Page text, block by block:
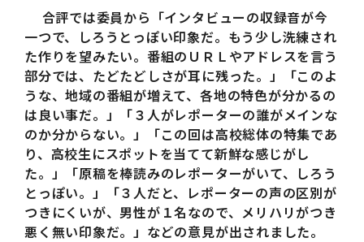
合評では委員から「インタビューの収録音が今
一つで、しろうとっぽい印象だ。もう少し洗練され
た作りを望みたい。番組のＵＲＬやアドレスを言う
部分では、たどたどしさが耳に残った。」「このよ
うな、地域の番組が増えて、各地の特色が分かるの
は良い事だ。」「３人がレポーターの誰がメインな
のか分からない。」「この回は高校総体の特集であ
り、高校生にスポットを当てて新鮮な感じがし
た。」「原稿を棒読みのレポーターがいて、しろう
とっぽい。」「３人だと、レポーターの声の区別が
つきにくいが、男性が１名なので、メリハリがつき
悪く無い印象だ。」などの意見が出されました。